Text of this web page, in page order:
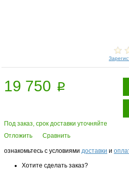
19 750 p
Под заказ, срок доставки уточняйте
Отложить
Сравнить
ознакомьтесь с условиями доставки и
Хотите сделать заказ?